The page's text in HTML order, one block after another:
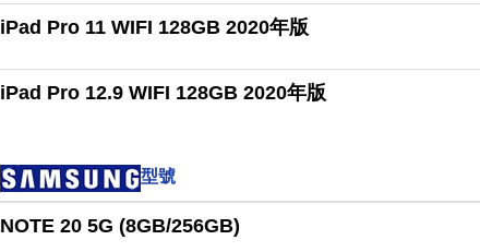
iPad Pro 11 WIFI 128GB 2020年版
iPad Pro 12.9 WIFI 128GB 2020年版
型號
NOTE 20 5G (8GB/256GB)